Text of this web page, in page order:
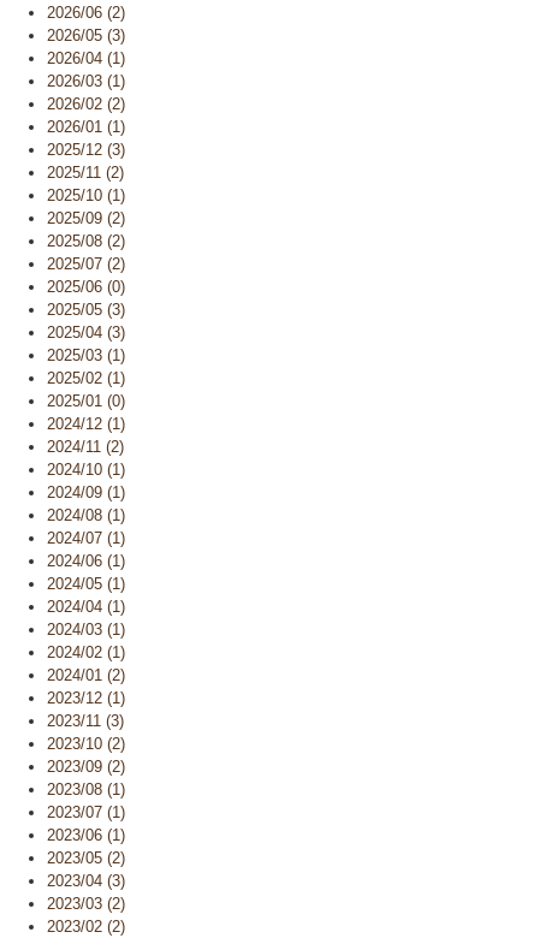
2026/06 (2)
2026/05 (3)
2026/04 (1)
2026/03 (1)
2026/02 (2)
2026/01 (1)
2025/12 (3)
2025/11 (2)
2025/10 (1)
2025/09 (2)
2025/08 (2)
2025/07 (2)
2025/06 (0)
2025/05 (3)
2025/04 (3)
2025/03 (1)
2025/02 (1)
2025/01 (0)
2024/12 (1)
2024/11 (2)
2024/10 (1)
2024/09 (1)
2024/08 (1)
2024/07 (1)
2024/06 (1)
2024/05 (1)
2024/04 (1)
2024/03 (1)
2024/02 (1)
2024/01 (2)
2023/12 (1)
2023/11 (3)
2023/10 (2)
2023/09 (2)
2023/08 (1)
2023/07 (1)
2023/06 (1)
2023/05 (2)
2023/04 (3)
2023/03 (2)
2023/02 (2)